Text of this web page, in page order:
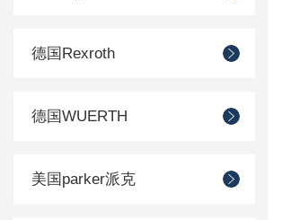
德国Rexroth
德国WUERTH
美国parker派克